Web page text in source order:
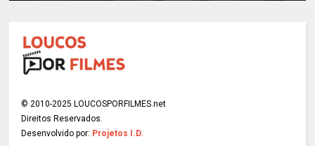
© 2010-2025 LOUCOSPORFILMES.net
Direitos Reservados.
Desenvolvido por: Projetos I.D.